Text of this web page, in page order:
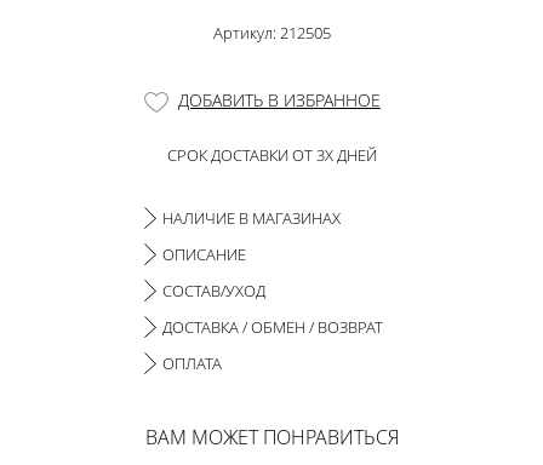
Артикул: 212505
ДОБАВИТЬ В ИЗБРАННОЕ
СРОК ДОСТАВКИ ОТ 3Х ДНЕЙ
НАЛИЧИЕ В МАГАЗИНАХ
ОПИСАНИЕ
СОСТАВ/УХОД
ДОСТАВКА / ОБМЕН / ВОЗВРАТ
ОПЛАТА
ВАМ МОЖЕТ ПОНРАВИТЬСЯ